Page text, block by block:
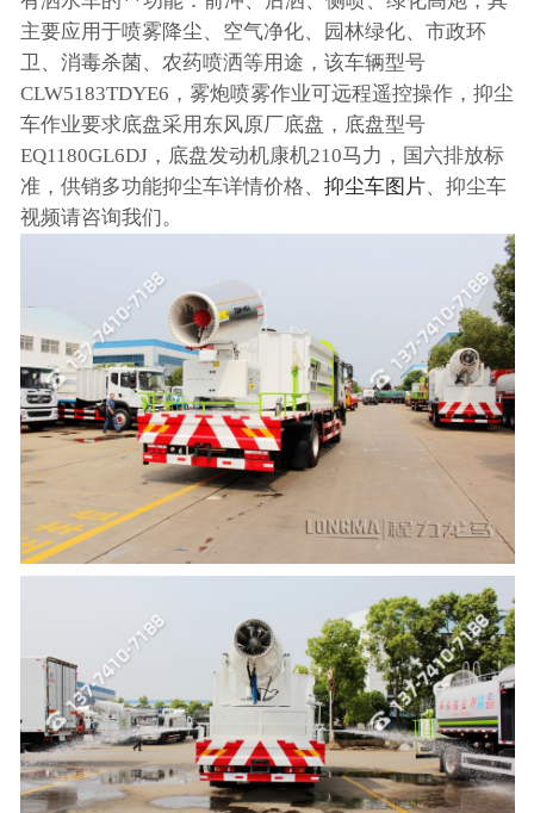
主要应用于喷雾降尘、空气净化、园林绿化、市政环
卫、消毒杀菌、农药喷洒等用途，该车辆型号
CLW5183TDYE6，雾炮喷雾作业可远程遥控操作，抑尘
车作业要求底盘采用东风原厂底盘，底盘型号
EQ1180GL6DJ，底盘发动机康机210马力，国六排放标
准，供销多功能抑尘车详情价格、 抑尘车图片、抑尘车
视频请咨询我们。